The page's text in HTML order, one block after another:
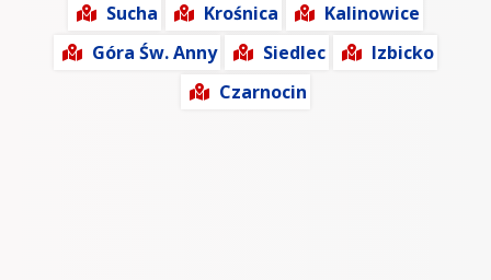
Sucha
Krośnica
Kalinowice
Góra Św. Anny
Siedlec
Izbicko
Czarnocin